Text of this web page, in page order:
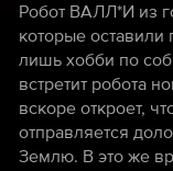
Робот ВАЛЛ*И из
которые
лишь хобби по
встретит робота
вскоре откроет,
отправляется
Землю. В это же